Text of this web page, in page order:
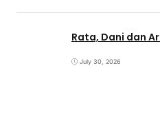
Rata, Dani dan
July 30, 2026